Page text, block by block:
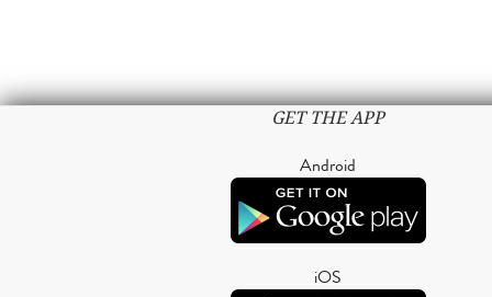
GET THE APP
Android
iOS